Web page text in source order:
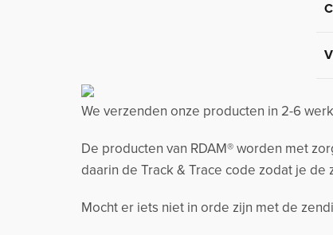
We verzenden onze producten in 2-6
De producten van RDAM® worden met
daarin de Track & Trace code zodat je de
Mocht er iets niet in orde zijn met de